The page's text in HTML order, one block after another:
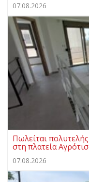
07.08.2026
Πωλείται
στη πλατεία
07.08.2026